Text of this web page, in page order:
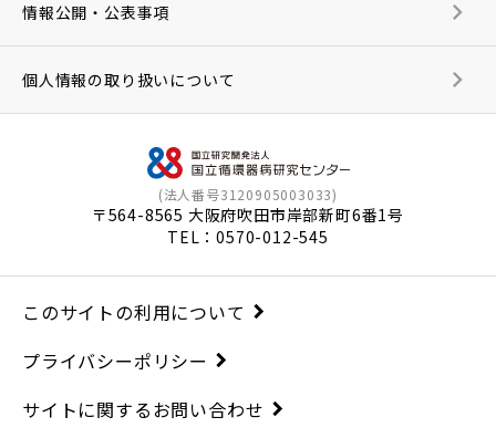
(法人番号3120905003033)
〒564-8565 大阪府吹田市岸部新町6番1号
TEL：0570-012-545
情報公開・公表事項
個人情報の取り扱いについて
このサイトの利用について
プライバシーポリシー
サイトに関するお問い合わせ